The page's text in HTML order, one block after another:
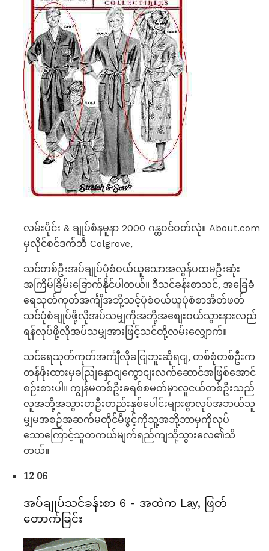
လမ်းပိုင်း & ချုပ်စံနမူနာ 2000 ဂန္ထဝင်ဝတ်လုံ။ About.com
မှလိုင်စင်ဒက်ဘီ Colgrove,
သင်တစ်ဦးအပ်ချုပ်ပုံစံဝယ်ယူသောအလွန်ပထမဦးဆုံး
အကြိမ်ခြိမ်းခြောက်နိုင်ပါတယ်။ ဒီသင်ခန်းစာသင်, အခြေခံ
ရေသုတ်ကုတ်အင်္ကျီအဘို့သင့်ပုံစံဝယ်ယူပုံစံစာအိတ်ဖတ်
သင်ပုံစံချုပ်ဖို့လိုအပ်သမျှကိုအဘို့အစျေးဝယ်သွားနားလည်
ရန်လုပ်ဖို့လိုအပ်သမျှအားဖြင့်သင်တို့လမ်းလျှောက်။
သင်ရေသုတ်ကုတ်အင်္ကျီလိုခငျြဘူးဆိုရငျ, တစ်စုံတစ်ဦးက
တန်ဖိုးထားမှခညျြနှောငျကွောငျးလက်ဆောင်အဖြစ်အောင်
စဉ်းစားပါ။ ကျွန်မတစ်ဦးခရစ်စမတ်မှာလူငယ်တစ်ဦးသည်
လူအဘို့အသွားတဦးတည်းနှစ်ပေါင်းများစွာလုပ်အဘယ်သူ
မျှမအစဉ်အဆက်မတိုင်မီဖွင့်ကိုသူ့အဘို့ဘာမှကိုလုပ်
သောကြောင့်သူတကယ်မျက်ရည်ကျသို့သွားလေ၏သိ
တယ်။
12 06
အပ်ချုပ်သင်ခန်းစာ 6 - အထဲက Lay, ဖြတ်
တောက်ခြင်း